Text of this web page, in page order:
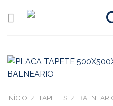
INÍCIO / TAPETES /